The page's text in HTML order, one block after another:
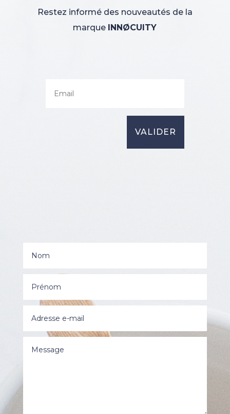
Restez informé des nouveautés de la
marque INNØCUITY